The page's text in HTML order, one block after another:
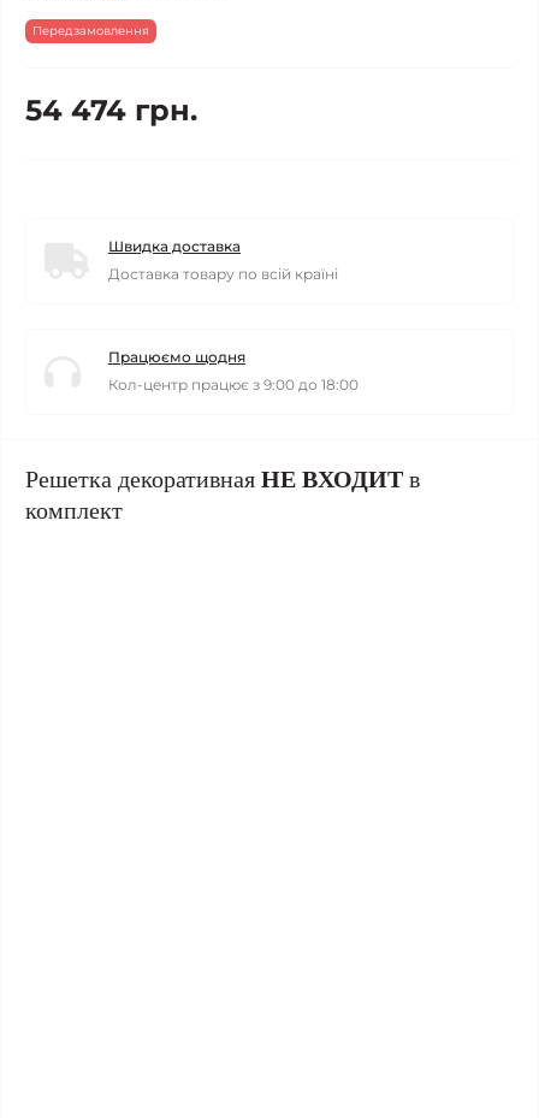
Передзамовлення
54 474 грн.
Швидка доставка
Доставка товару по всій країні
Працюємо щодня
Кол-центр працює з 9:00 до 18:00
Решетка декоративная НЕ ВХОДИТ в
комплект